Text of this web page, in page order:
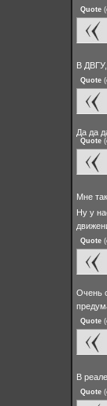
Quote (
В
Quote (
Да да
Quote (
Мне
Ну у
Quote (
Очень
Quote (
В
Quote (